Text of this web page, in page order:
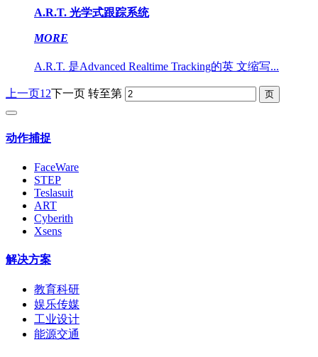
A.R.T. 光学式跟踪系统
MORE
A.R.T. 是Advanced Realtime Tracking的英 文缩写...
上一页12下一页 转至第
动作捕捉
FaceWare
STEP
Teslasuit
ART
Cyberith
Xsens
解决方案
教育科研
娱乐传媒
工业设计
能源交通